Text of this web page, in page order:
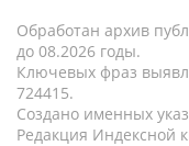
Обработан архив
до 08.2026 годы.
Ключевых фраз
724415.
Создано именных
Редакция Индексной